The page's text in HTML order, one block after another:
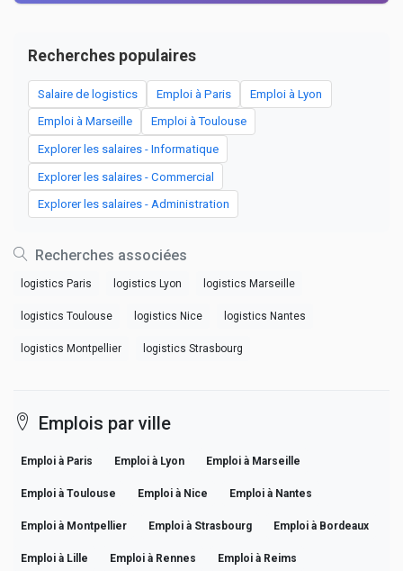
Recherches populaires
Salaire de logistics Emploi à Paris Emploi à Lyon
Emploi à Marseille Emploi à Toulouse
Explorer les salaires - Informatique
Explorer les salaires - Commercial
Explorer les salaires - Administration
Recherches associées
logistics Paris logistics Lyon logistics Marseille
logistics Toulouse logistics Nice logistics Nantes
logistics Montpellier logistics Strasbourg
Emplois par ville
Emploi à Paris Emploi à Lyon Emploi à Marseille
Emploi à Toulouse Emploi à Nice Emploi à Nantes
Emploi à Montpellier Emploi à Strasbourg Emploi à Bordeaux
Emploi à Lille Emploi à Rennes Emploi à Reims